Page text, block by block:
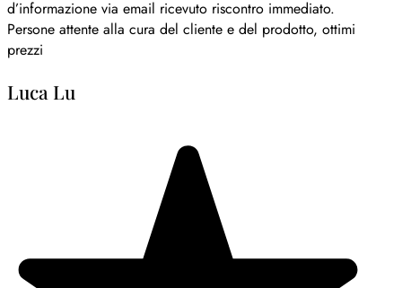
d’informazione via email ricevuto riscontro immediato.
Persone attente alla cura del cliente e del prodotto, ottimi
prezzi
Luca Lu